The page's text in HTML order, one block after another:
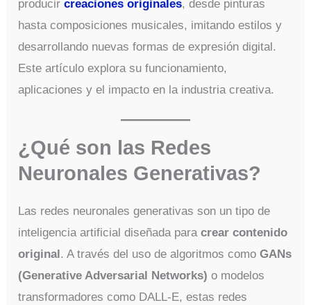
producircreaciones originales, desde pinturas
hasta composiciones musicales, imitando estilos y
desarrollando nuevas formas de expresión digital.
Este artículo explora su funcionamiento,
aplicaciones y el impacto en la industria creativa.
¿Qué son las Redes
Neuronales Generativas?
Las redes neuronales generativas son un tipo de
inteligencia artificial diseñada paracrear contenido
original . A través del uso de algoritmos comoGANs
(Generative Adversarial Networks) o modelos
transformadores como DALL-E, estas redes